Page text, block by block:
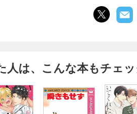
人は、こんな本もチェ